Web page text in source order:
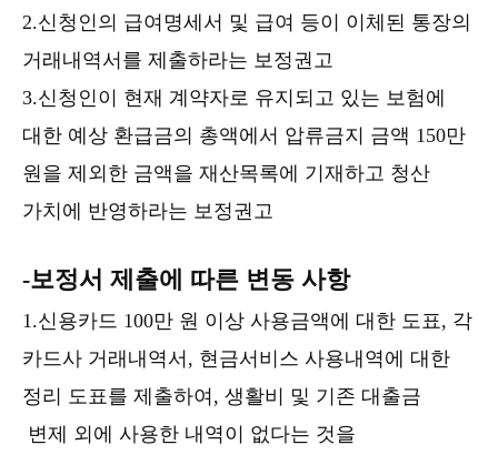
2.신청인의 급여명세서 및 급여 등이 이체된 통장의
거래내역서를 제출하라는 보정권고
3.신청인이 현재 계약자로 유지되고 있는 보험에
대한 예상 환급금의 총액에서 압류금지 금액 150만
원을 제외한 금액을 재산목록에 기재하고 청산
가치에 반영하라는 보정권고
-보정서 제출에 따른 변동 사항
1.신용카드 100만 원 이상 사용금액에 대한 도표, 각
카드사 거래내역서, 현금서비스 사용내역에 대한
정리 도표를 제출하여, 생활비 및 기존 대출금
변제 외에 사용한 내역이 없다는 것을